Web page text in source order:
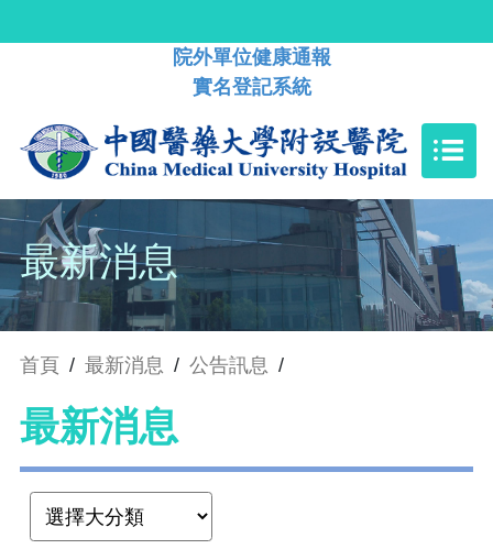
院外單位健康通報
實名登記系統
最新消息
首頁 / 最新消息 / 公告訊息 /
最新消息